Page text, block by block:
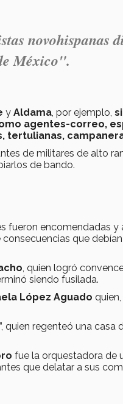
novohispanas
México".
y Aldama , por ejemplo,
agentes-correo,
tertulianas,
de militares de alto
de bando.
fueron encomendadas
consecuencias que
, quien logró
siendo fusilada.
López Aguado
quien regenteó una
fue la orquestadora de
que delatar a sus